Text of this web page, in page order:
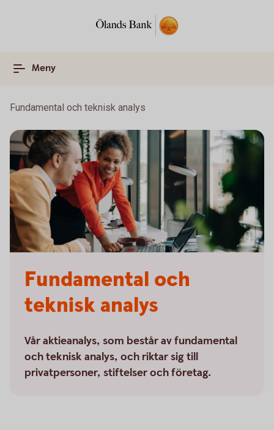
Meny
Fundamental och teknisk analys
Fundamental och
teknisk analys
Vår aktieanalys, som består av fundamental
och teknisk analys, och riktar sig till
privatpersoner, stiftelser och företag.